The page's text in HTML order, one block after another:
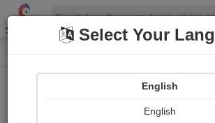
Shopizen
Home Paintings
Girish Meghani
Select Your
English
English